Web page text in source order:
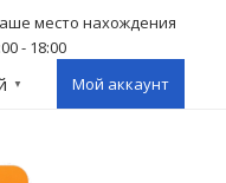
место нахождения
- 18:00
▼ Мой аккаунт